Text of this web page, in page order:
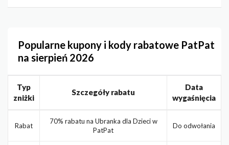
Popularne kupony i kody rabatowe PatPat
na sierpień 2026
Typ
zniżki
Szczegóły rabatu
Data
wygaśnięcia
Rabat
70% rabatu na Ubranka dla Dzieci w
PatPat
Do odwołania